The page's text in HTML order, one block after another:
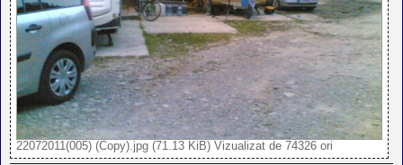
22072011(005) (Copy).jpg (71.13 KiB) Vizualizat de 74326 ori